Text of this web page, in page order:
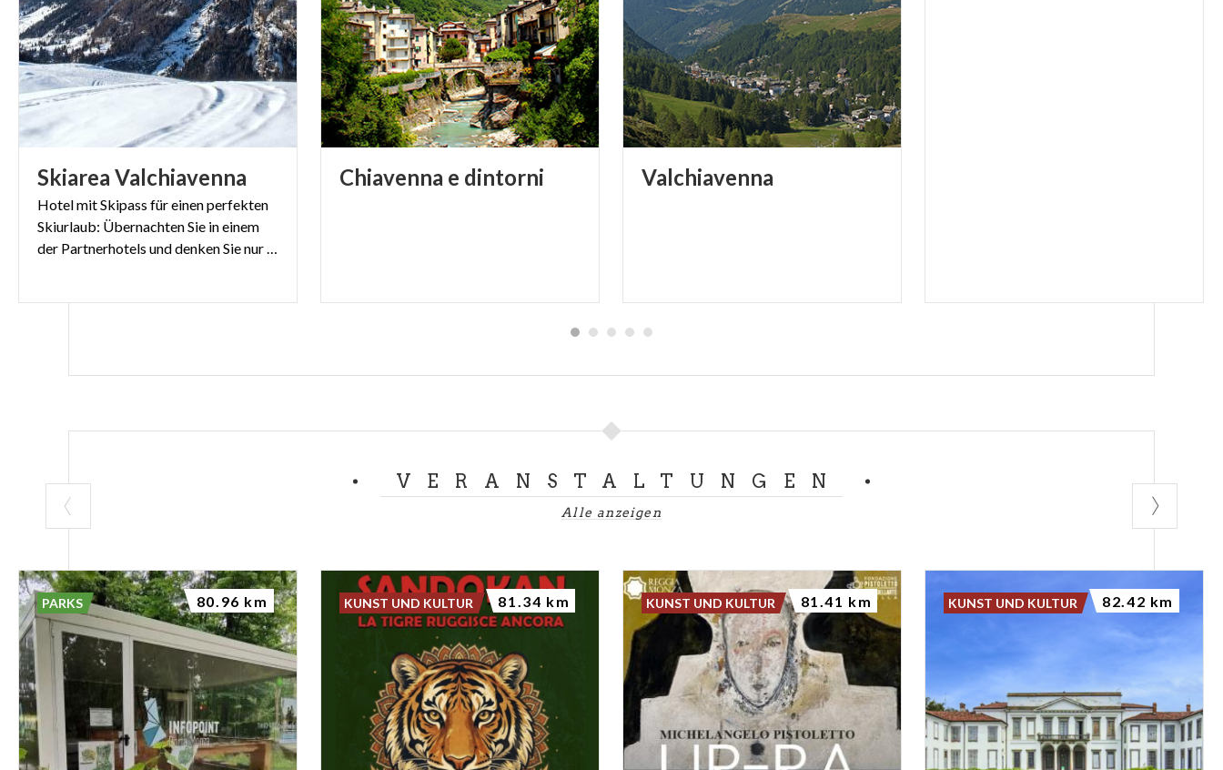
Skiarea Valchiavenna
Hotel mit Skipass für einen perfekten
Skiurlaub: Übernachten Sie in einem
der Partnerhotels und denken Sie nur daran, Spaß zu haben!
Chiavenna e dintorni Valchiavenna
VERANSTALTUNGEN
Alle anzeigen
PARKS 80.96 km KUNST UND KULTUR 81.34 km KUNST UND KULTUR 81.41 km KUNST UND KULTUR 82.42 km